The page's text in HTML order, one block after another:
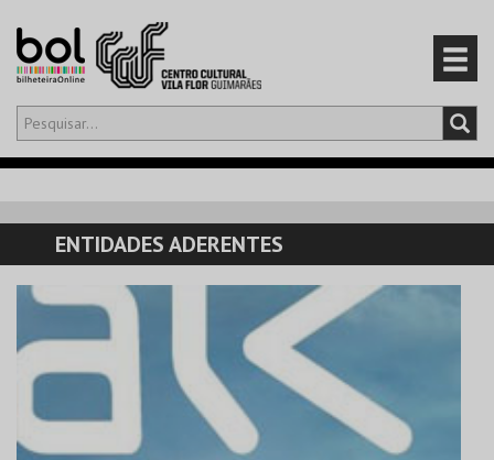
Olá,iniciar sessão
CARRINHO
EVENTOS
PRODUTOS
ENTIDADES ADERENTES